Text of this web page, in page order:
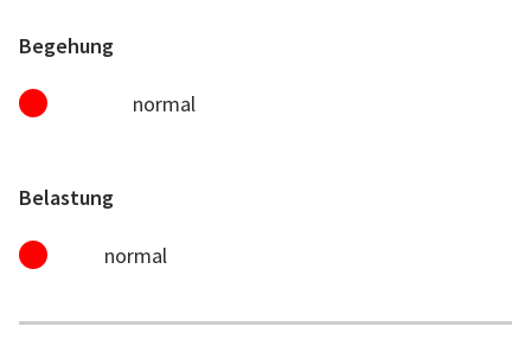
Begehung
normal
Belastung
normal